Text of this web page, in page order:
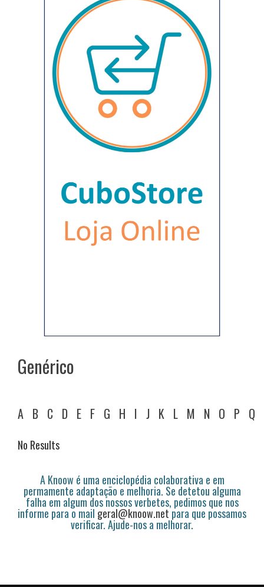
Genérico
A B C D E F G H I J K L M N O P Q
No Results
A Knoow é uma enciclopédia colaborativa e em
permamente adaptação e melhoria. Se detetou alguma
falha em algum dos nossos verbetes, pedimos que nos
informe para o mail geral@knoow.netpara que possamos
verificar. Ajude-nos a melhorar.